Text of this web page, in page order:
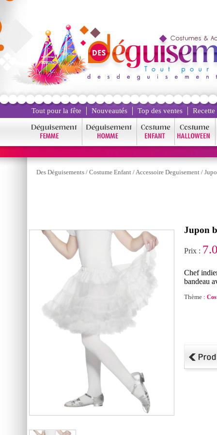
Tout pour la fête Nouveautés Top des ventes
Des Déguisements / Costume Enfant /Accessoire Deguisement /
Jupon
Prix :
Chef
bandeau
Thème :